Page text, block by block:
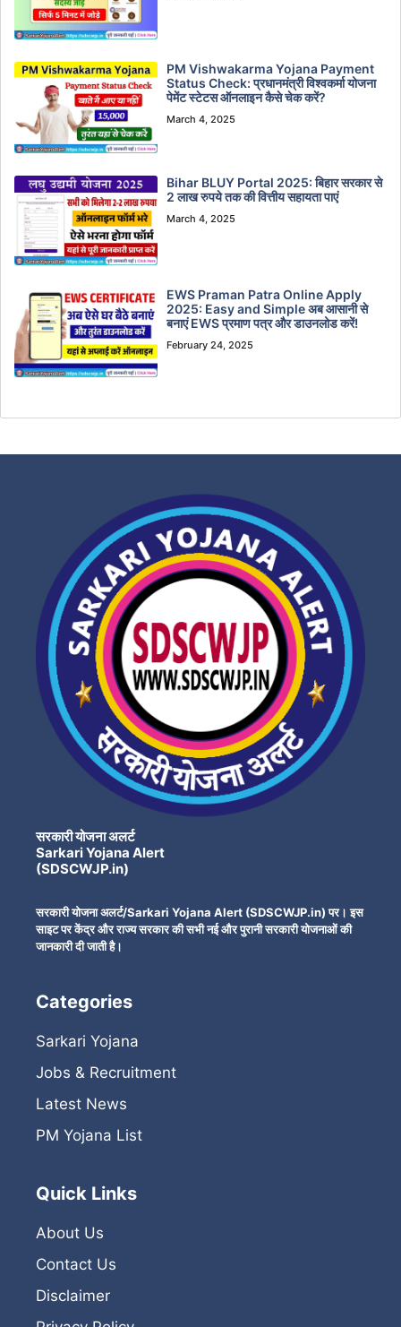
PM Vishwakarma Yojana Payment
Status Check: प्रधानमंत्री विश्वकर्मा योजना
पेमेंट स्टेटस ऑनलाइन कैसे चेक करें?
March 4, 2025
Bihar BLUY Portal 2025: बिहार सरकार से
2 लाख रुपये तक की वित्तीय सहायता पाएं
March 4, 2025
EWS Praman Patra Online Apply
2025: Easy and Simple अब आसानी से
बनाएं EWS प्रमाण पत्र और डाउनलोड करें!
February 24, 2025
सरकारी योजना अलर्ट
Sarkari Yojana Alert
(SDSCWJP.in)
सरकारी योजना अलर्ट/Sarkari Yojana Alert (SDSCWJP.in) पर। इस
साइट पर केंद्र और राज्य सरकार की सभी नई और पुरानी सरकारी योजनाओं की
जानकारी दी जाती है।
Categories
Sarkari Yojana
Jobs & Recruitment
Latest News
PM Yojana List
Quick Links
About Us
Contact Us
Disclaimer